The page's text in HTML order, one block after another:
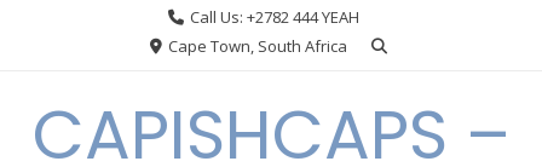
Call Us: +2782 444 YEAH
Cape Town, South Africa
CAPISHCAPS –